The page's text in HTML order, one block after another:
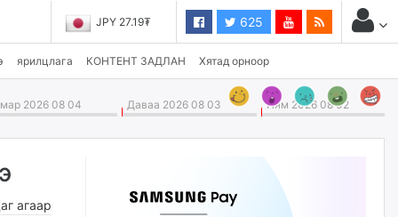
JPY 27.19₮ 625
ярилцлага КОНТЕНТ ЗАДЛАН Хятад орноор
2026 08 04 Даваа 2026 08 03 Ням 2026 08 02
агаар